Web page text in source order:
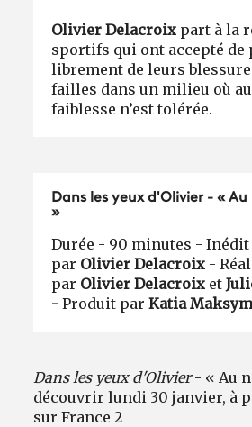
Olivier Delacroix part à la
sportifs qui ont accepté de
librement de leurs
failles dans un milieu où
faiblesse n’est tolérée.
Dans les yeux d'Olivier - «
»
Durée - 90 minutes -
par Olivier Delacroix -
par Olivier Delacroix et
-Produit parKatia
Dans les yeux d'Olivier- « Au
découvrir lundi 30 janvier, à
sur France 2